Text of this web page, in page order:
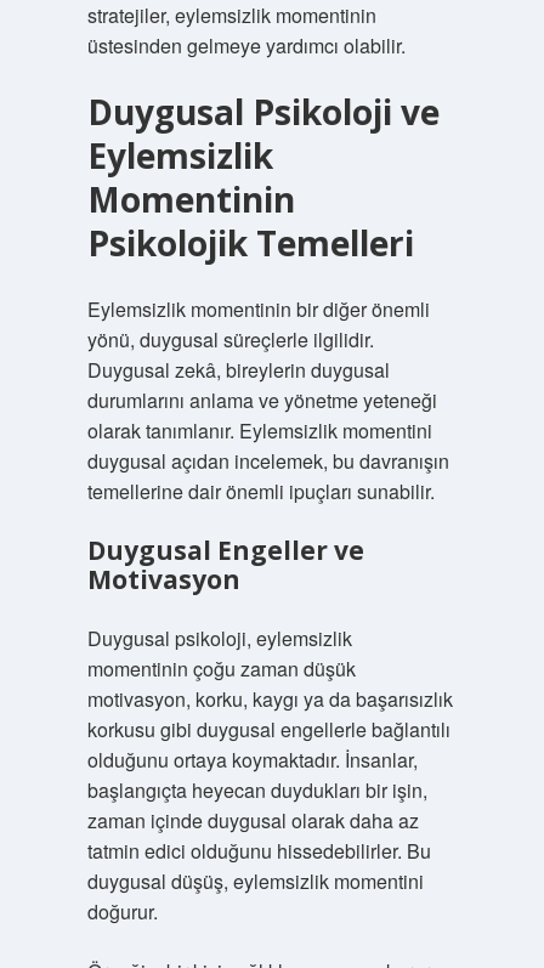
stratejiler, eylemsizlik momentinin
üstesinden gelmeye yardımcı olabilir.
Duygusal Psikoloji ve
Eylemsizlik
Momentinin
Psikolojik Temelleri
Eylemsizlik momentinin bir diğer önemli
yönü, duygusal süreçlerle ilgilidir.
Duygusal zekâ, bireylerin duygusal
durumlarını anlama ve yönetme yeteneği
olarak tanımlanır. Eylemsizlik momentini
duygusal açıdan incelemek, bu davranışın
temellerine dair önemli ipuçları sunabilir.
Duygusal Engeller ve
Motivasyon
Duygusal psikoloji, eylemsizlik
momentinin çoğu zaman düşük
motivasyon, korku, kaygı ya da başarısızlık
korkusu gibi duygusal engellerle bağlantılı
olduğunu ortaya koymaktadır. İnsanlar,
başlangıçta heyecan duydukları bir işin,
zaman içinde duygusal olarak daha az
tatmin edici olduğunu hissedebilirler. Bu
duygusal düşüş, eylemsizlik momentini
doğurur.